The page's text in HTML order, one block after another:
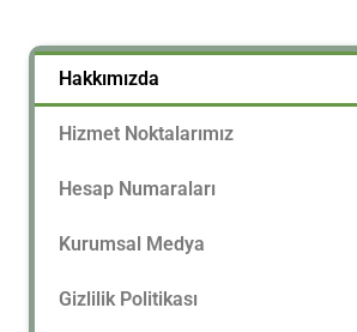
Hakkımızda
Hizmet Noktalarımız
Hesap Numaraları
Kurumsal Medya
Gizlilik Politikası